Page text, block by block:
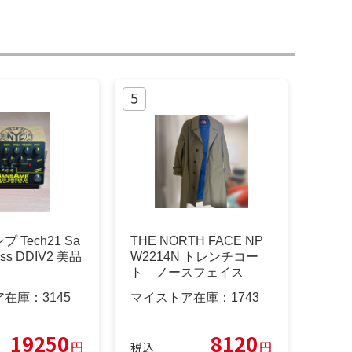
プ Tech21 Sa
DDIV2 美品
庫： 3145
19250円
THE NORTH FACE NP
W2214N トレンチコー
ト ノースフェイス
マイストア在庫： 1743
税込 8120円